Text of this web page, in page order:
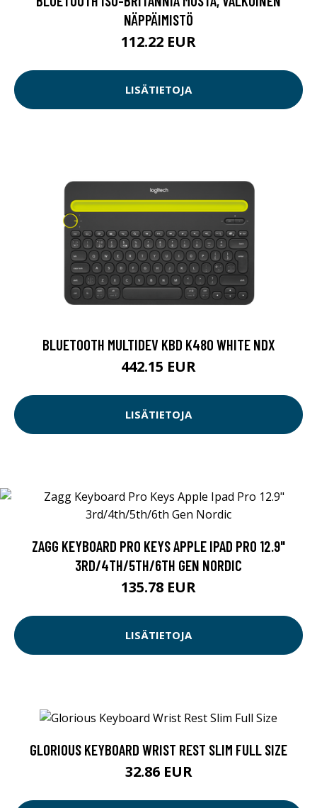
NÄPPÄIMISTÖ
112.22 EUR
LISÄTIETOJA
BLUETOOTH MULTIDEV KBD K480 WHITE NDX
442.15 EUR
LISÄTIETOJA
ZAGG KEYBOARD PRO KEYS APPLE IPAD PRO 12.9"
3RD/4TH/5TH/6TH GEN NORDIC
135.78 EUR
LISÄTIETOJA
GLORIOUS KEYBOARD WRIST REST SLIM FULL SIZE
32.86 EUR